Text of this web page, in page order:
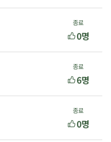
종료
0명
종료
6명
종료
0명